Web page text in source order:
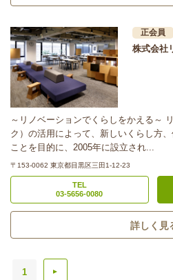
正会員
株式会社
～リノベーションでくらしをかえる～
ク）の活用によって、新しいくらし方
ことを目的に、2005年に設立され...
〒153-0062 東京都目黒区三田1-12-23
TEL
03-5656-0080
詳しく見
1 ▲